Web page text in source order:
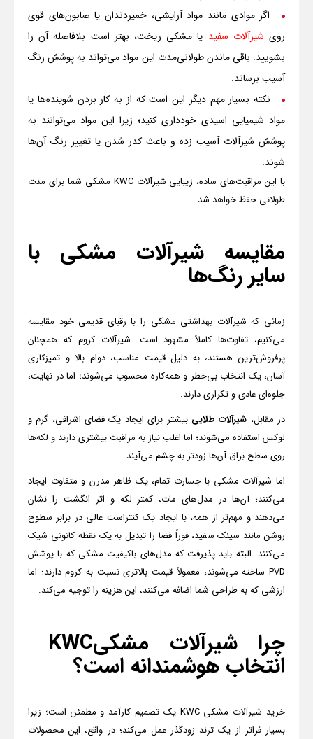
اگر موادی مانند مواد آرایشی، خمیردندان یا صابون‌های قوی
روی شیرآلات سفید یا مشکی ریخت، بهتر است بلافاصله آن را
بشویید. باقی ماندن طولانی‌مدت این مواد می‌تواند به پوشش رنگ
آسیب برساند.
نکته بسیار مهم دیگر این است که از به کار بردن شوینده‌ها یا
مواد شیمیایی اسیدی خودداری کنید؛ زیرا این مواد می‌توانند به
پوشش شیرآلات آسیب زده و باعث کدر شدن یا تغییر رنگ آن‌ها
شوند.
با این مراقبت‌های ساده، زیبایی شیرآلاتKWC مشکی شما برای مدت
طولانی حفظ خواهد شد.
مقایسه شیرآلات مشکی با
سایر رنگ‌ها
زمانی که شیرآلات بهداشتی مشکی را با رقبای قدیمی خود مقایسه
می‌کنیم، تفاوت‌ها کاملاً مشهود است. شیرآلات کروم که همچنان
پرفروش‌ترین هستند، به دلیل قیمت مناسب، دوام بالا و تمیزکاری
آسان، یک انتخاب بی‌خطر و همه‌کاره محسوب می‌شوند؛ اما در نهایت،
جلوه‌ای عادی و تکراری دارند.
در مقابل، شیرآلات طلایی بیشتر برای ایجاد یک فضای اشرافی، گرم و
لوکس استفاده می‌شوند؛ اما اغلب نیاز به مراقبت بیشتری دارند و لکه‌ها
روی سطح براق آن‌ها زودتر به چشم می‌آیند.
اما شیرآلات مشکی با جسارت تمام، یک ظاهر مدرن و متفاوت ایجاد
می‌کنند؛ آن‌ها در مدل‌های مات، کمتر لکه و اثر انگشت را نشان
می‌دهند و مهم‌تر از همه، با ایجاد یک کنتراست عالی در برابر سطوح
روشن مانند سینک سفید، فوراً فضا را تبدیل به یک نقطه کانونی شیک
می‌کنند. البته باید پذیرفت که مدل‌های باکیفیت مشکی که با پوشش
PVD ساخته می‌شوند، معمولاً قیمت بالاتری نسبت به کروم دارند؛ اما
ارزشی که به طراحی شما اضافه می‌کنند، این هزینه را توجیه می‌کند.
چرا شیرآلات مشکیKWC
انتخاب هوشمندانه است؟
خرید شیرآلات مشکیKWC یک تصمیم کارآمد و مطمئن است؛ زیرا
بسیار فراتر از یک ترند زودگذر عمل می‌کند؛ در واقع، این محصولات